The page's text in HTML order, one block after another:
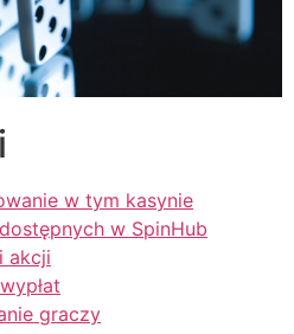
w tym kasynie
w SpinHub
akcji
graczy